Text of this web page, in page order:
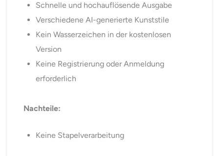
Schnelle und hochauflösende Ausgabe
Verschiedene AI-generierte Kunststile
Kein Wasserzeichen in der kostenlosen
Version
Keine Registrierung oder Anmeldung
erforderlich
Nachteile:
Keine Stapelverarbeitung